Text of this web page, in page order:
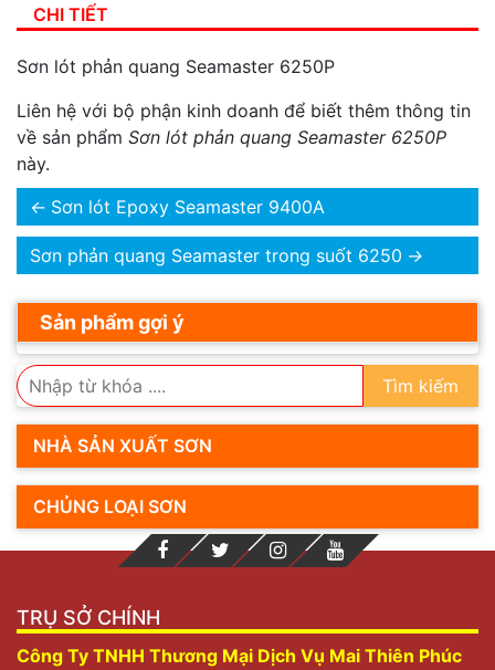
CHI TIẾT
Sơn lót phản quang Seamaster 6250P
Liên hệ với bộ phận kinh doanh để biết thêm thông tin
về sản phẩm Sơn lót phản quang Seamaster 6250P
này.
← Sơn lót Epoxy Seamaster 9400A
Sơn phản quang Seamaster trong suốt 6250 →
Sản phẩm gợi ý
Tìm kiếm
NHÀ SẢN XUẤT SƠN
CHỦNG LOẠI SƠN
TRỤ SỞ CHÍNH
Công Ty TNHH Thương Mại Dịch Vụ Mai Thiên Phúc